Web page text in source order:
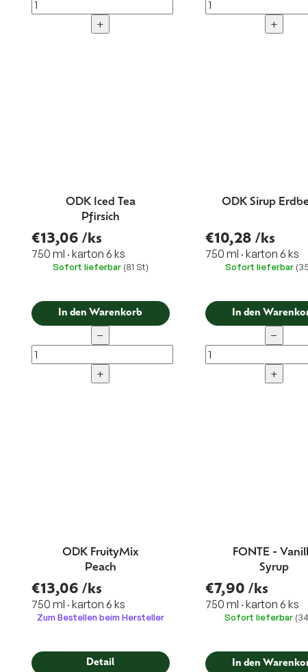
+ +
ODK Iced Tea
Pfirsich
€13,06 /ks
750 ml · karton 6 ks
Sofort lieferbar (81 St)
In den Warenkorb
−
+
ODK Sirup
€10,28 /ks
750 ml · karton 6 ks
Sofort lieferbar
In den
−
+
ODK FruityMix
Peach
€13,06 /ks
750 ml · karton 6 ks
Zum Bestellen beim Hersteller
Detail
FONTE -
Syrup
€7,90 /ks
750 ml · karton 6 ks
Sofort lieferbar
In den